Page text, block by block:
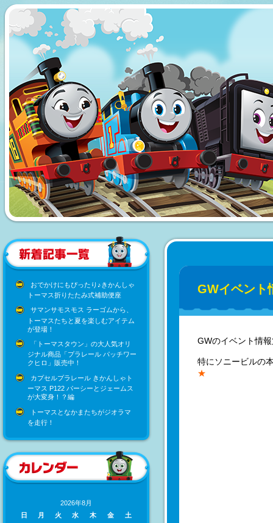
おでかけにもぴったり♪きかんしゃ
トーマス折りたたみ式補助便座
サマンサモスモス ラーゴムから、
トーマスたちと夏を楽しむアイテム
が登場！
「トーマスタウン」の大人気オリ
ジナル商品「プラレール パッチワー
クヒロ」販売中！
カプセルプラレール きかんしゃト
ーマス P122 パーシーとジェームス
が大変身！？編
トーマスとなかまたちがジオラマ
を走行！
2026年8月
日
月 火 水 木 金
土
GWイベント
GWのイベント情
特にソニービルの
★